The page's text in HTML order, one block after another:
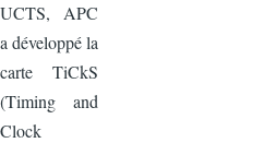
UCTS, APC
a développé la
carte TiCkS
(Timing and
Clock